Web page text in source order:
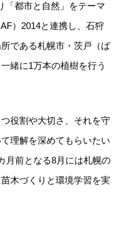
「都市と自然」をテーマ
）2014と連携し、石狩
である札幌市・茨戸（ば
緒に1万本の植樹を行う
役割や大切さ、それを守
理解を深めてもらいたい
月前となる8月には札幌の
木づくりと環境学習を実